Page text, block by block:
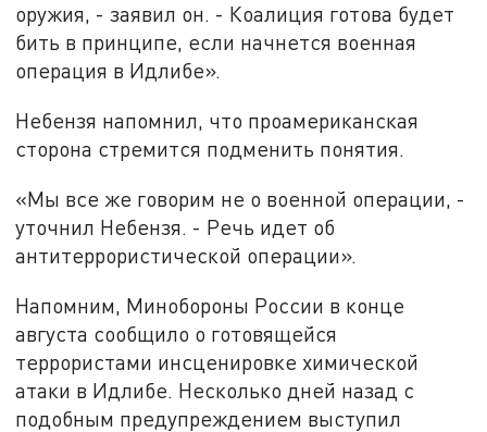
оружия, - заявил он. - Коалиция готова будет
бить в принципе, если начнется военная
операция в Идлибе».
Небензя напомнил, что проамериканская
сторона стремится подменить понятия.
«Мы все же говорим не о военной операции, -
уточнил Небензя. - Речь идет об
антитеррористической операции».
Напомним, Минобороны России ​в конце
августа сообщило о готовящейся
террористами инсценировке химической
атаки в Идлибе. Несколько дней назад с
подобным предупреждением выступил